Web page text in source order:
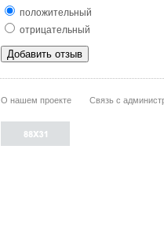
положительный
отрицательный
О нашем проекте Связь с